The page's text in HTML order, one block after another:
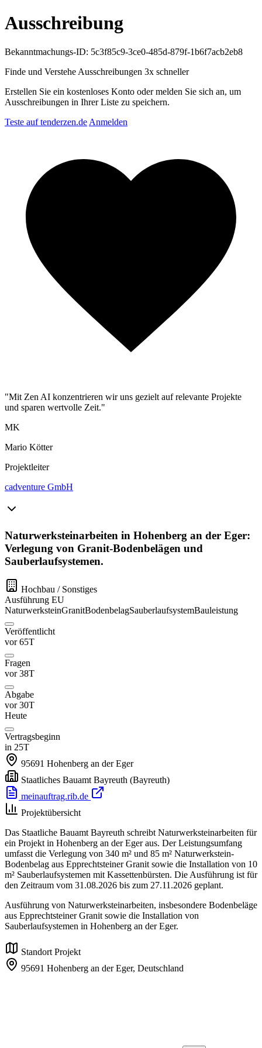
Ausschreibung
Bekanntmachungs-ID: 5c3f85c9-3ce0-485d-879f-1b6f7acb2eb8
Finde und Verstehe Ausschreibungen 3x schneller
Erstellen Sie ein kostenloses Konto oder melden Sie sich an, um
Ausschreibungen in Ihrer Liste zu speichern.
Teste auf tenderzen.de Anmelden
"Mit Zen AI konzentrieren wir uns gezielt auf relevante Projekte
und sparen wertvolle Zeit."
MK
Mario Kötter
Projektleiter
cadventure GmbH
Naturwerksteinarbeiten in Hohenberg an der Eger:
Verlegung von Granit-Bodenbelägen und
Sauberlaufsystemen.
Hochbau / Sonstiges
Ausführung EU
NaturwerksteinGranitBodenbelagSauberlaufsystemBauleistung
Veröffentlicht
vor 65T
Fragen
vor 38T
Abgabe
vor 30T
Heute
Vertragsbeginn
in 25T
95691 Hohenberg an der Eger
Staatliches Bauamt Bayreuth (Bayreuth)
meinauftrag.rib.de
Projektübersicht
Das Staatliche Bauamt Bayreuth schreibt Naturwerksteinarbeiten für
ein Projekt in Hohenberg an der Eger aus. Der Leistungsumfang
umfasst die Verlegung von 340 m² und 85 m² Naturwerkstein-
Bodenbelag aus Epprechtsteiner Granit sowie die Installation von 10
m² Sauberlaufsystemen mit Kassettenbürsten. Die Ausführung ist für
den Zeitraum vom 31.08.2026 bis zum 27.11.2026 geplant.
Ausführung von Naturwerksteinarbeiten, insbesondere Bodenbeläge
aus Epprechtsteiner Granit sowie die Installation von
Sauberlaufsystemen in Hohenberg an der Eger.
Standort Projekt
95691 Hohenberg an der Eger, Deutschland